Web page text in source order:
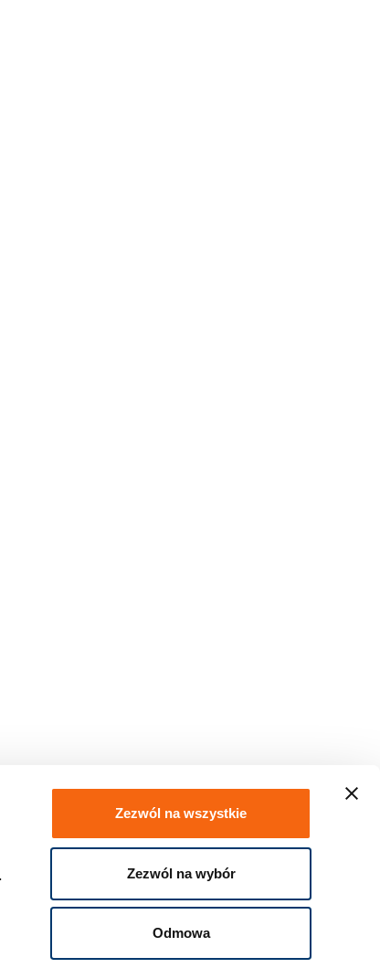
Zezwól na wszystkie
Zezwól na wybór
Odmowa